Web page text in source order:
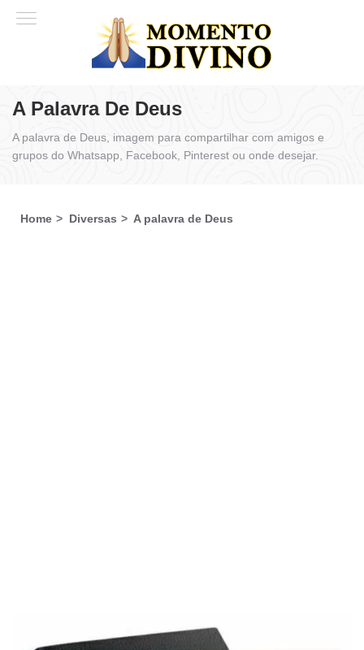
A Palavra De Deus
A palavra de Deus, imagem para compartilhar com amigos e
grupos do Whatsapp, Facebook, Pinterest ou onde desejar.
Home Diversas A palavra de Deus